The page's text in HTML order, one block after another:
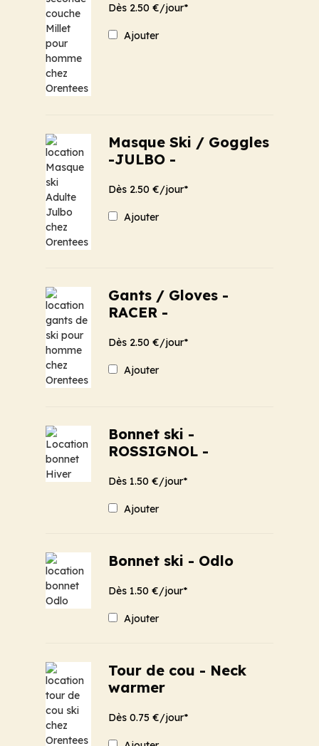
Dès 2.50 €/jour*
Ajouter
Masque Ski / Goggles
-JULBO -
Dès 2.50 €/jour*
Ajouter
Gants / Gloves -
RACER -
Dès 2.50 €/jour*
Ajouter
Bonnet ski -
ROSSIGNOL -
Dès 1.50 €/jour*
Ajouter
Bonnet ski - Odlo
Dès 1.50 €/jour*
Ajouter
Tour de cou - Neck
warmer
Dès 0.75 €/jour*